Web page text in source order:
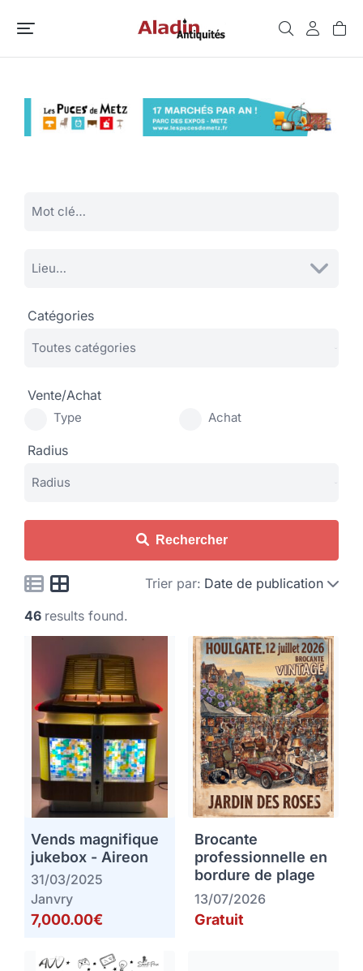
Catégories
Vente/Achat
Type Achat
Radius
Rechercher
Trier par: Date de publication
46 results found.
Vends magnifique
jukebox - Aireon
31/03/2025
Janvry
7,000.00€
Brocante
professionnelle en
bordure de plage
13/07/2026
Gratuit